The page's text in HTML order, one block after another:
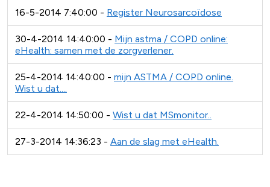
16-5-2014 7:40:00 - Register Neurosarcoïdose
30-4-2014 14:40:00 - Mijn astma / COPD online:
eHealth: samen met de zorgverlener.
25-4-2014 14:40:00 - mijn ASTMA / COPD online.
Wist u dat....
22-4-2014 14:50:00 - Wist u dat MSmonitor..
27-3-2014 14:36:23 - Aan de slag met eHealth.